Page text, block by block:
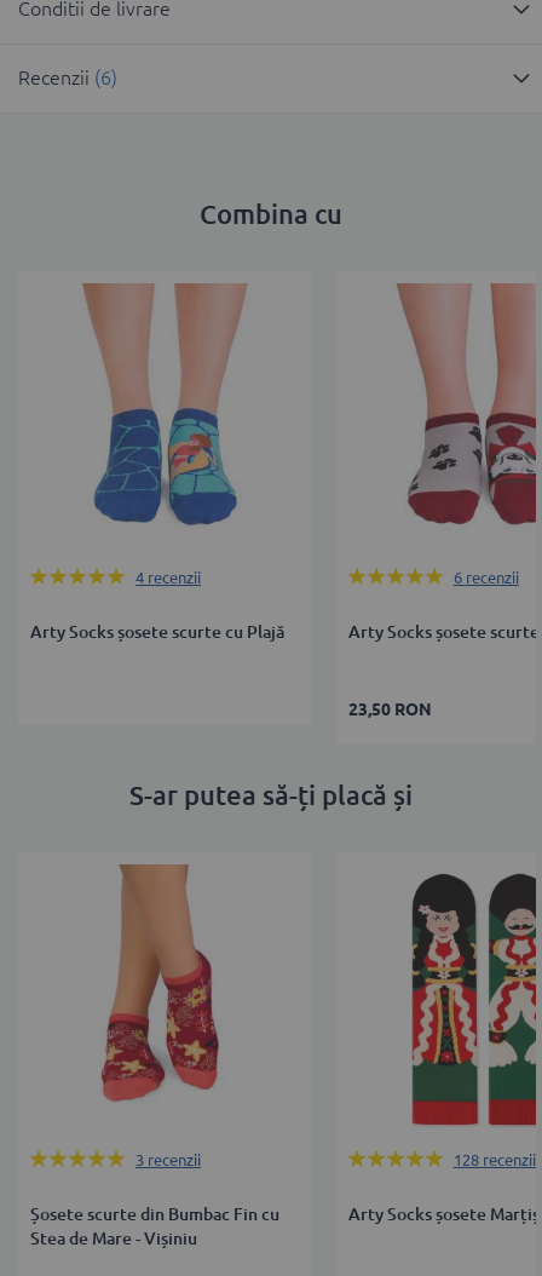
Conditii de livrare
Recenzii 6
Combina cu
Rating:
4 recenzii
Arty Socks șosete scurte cu Plajă
Rating:
6 recenzii
Arty Socks șosete scurte
23,50 RON
S-ar putea să-ți placă și
Rating:
3 recenzii
Șosete scurte din Bumbac Fin cu
Stea de Mare - Vișiniu
Rating:
128 recenzii
Arty Socks șosete